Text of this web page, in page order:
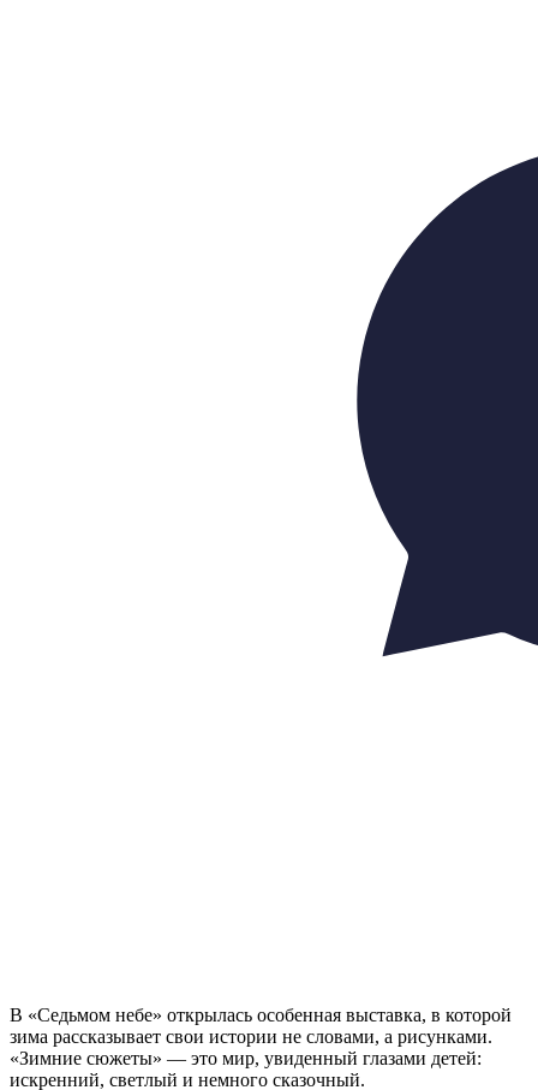
В «Седьмом небе» открылась особенная выставка, в которой
зима рассказывает свои истории не словами, а рисунками.
«Зимние сюжеты» — это мир, увиденный глазами детей:
искренний, светлый и немного сказочный.